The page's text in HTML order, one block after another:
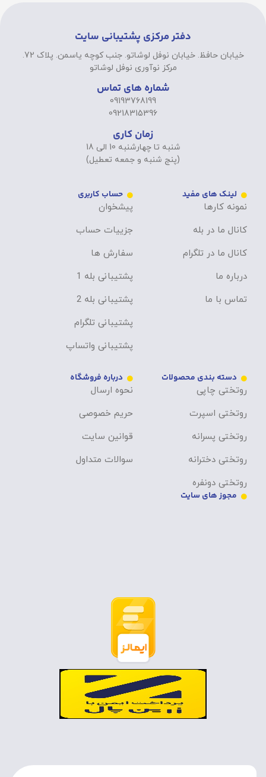
دفتر مرکزی پشتیبانی سایت
خیابان حافظ. خیابان نوفل لوشاتو. جنب کوچه یاسمن. پلاک 72.
مرکز نوآوری نوفل لوشاتو
شماره های تماس
09193768199
09218315396
زمان کاری
شنبه تا چهارشنبه 10 الی 18
(پنج شنبه و جمعه تعطیل)
لینک های مفید
نمونه کارها
کانال ما در بله
کانال ما در تلگرام
درباره ما
تماس با ما
حساب کاربری
پیشخوان
جزییات حساب
سفارش ها
پشتیبانی بله 1
پشتیبانی بله 2
پشتیبانی تلگرام
پشتیبانی واتساپ
دسته بندی محصولات
روتختی چاپی
روتختی اسپرت
روتختی پسرانه
روتختی دخترانه
روتختی دونفره
درباره فروشگاه
نحوه ارسال
حریم خصوصی
قوانین سایت
سوالات متداول
مجوز های سایت